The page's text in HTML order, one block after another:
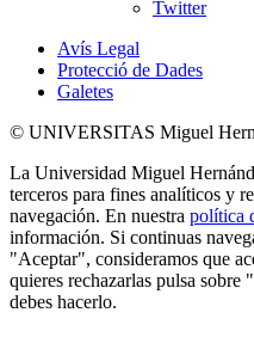
Twitter
Avís Legal
Protecció de Dades
Galetes
© UNIVERSITAS Miguel
La Universidad Miguel
terceros para fines analíticos y
navegación. En nuestra política
información. Si continuas
"Aceptar", consideramos que
quieres rechazarlas pulsa
debes hacerlo.